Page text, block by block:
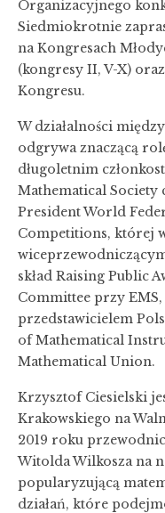
Organizacyjnego
Siedmiokrotnie
na Kongresach
(kongresy II, V-X)
Kongresu.
W działalności
odgrywa znaczącą
długoletnim
Mathematical Society
President World
Competitions, której
skład Raising Public
Committee przy
przedstawicielem
of Mathematical
Mathematical Union.
Krzysztof Ciesielski
Krakowskiego na
2019 roku
Witolda Wilkosza na
popularyzującą
działań, które